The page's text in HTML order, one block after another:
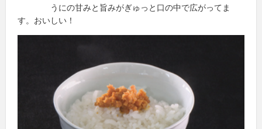
うにの甘みと旨みがぎゅっと口の中で広がってま
す。おいしい！